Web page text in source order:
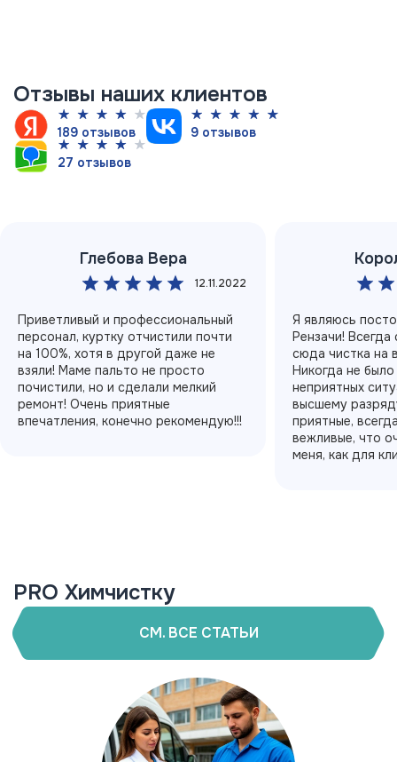
Отзывы наших клиентов
189 отзывов
9 отзывов
27 отзывов
Глебова Вера
12.11.2022
Приветливый и профессиональный
персонал, куртку отчистили почти
на 100%, хотя в другой даже не
взяли! Маме пальто не просто
почистили, но и сделали мелкий
ремонт! Очень приятные
впечатления, конечно рекомендую!!!
Я являюсь
Рензачи!
сюда чистка на
Никогда не
неприятных
высшему
приятные,
вежливые, что
меня, как для
PRO Химчистку
СМ. ВСЕ СТАТЬИ